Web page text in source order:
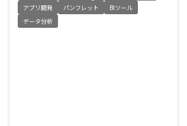
アプリ開発
パンフレット
BIツール
データ分析